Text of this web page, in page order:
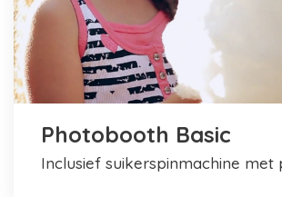
Photobooth Basic
inclusief suikerspinmachine met